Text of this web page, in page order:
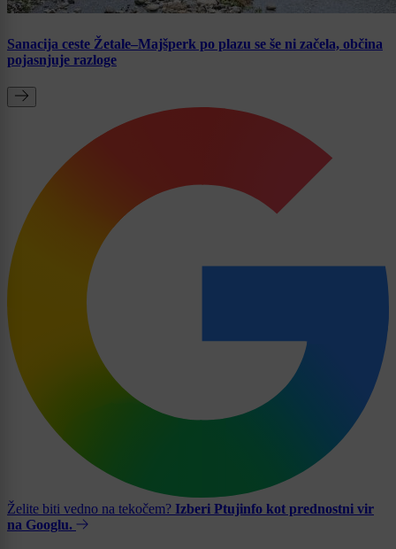
Sanacija ceste Žetale–Majšperk po plazu se še ni začela, občina
pojasnjuje razloge
Želite biti vedno na tekočem? Izberi Ptujinfo kot prednostni vir
na Googlu.